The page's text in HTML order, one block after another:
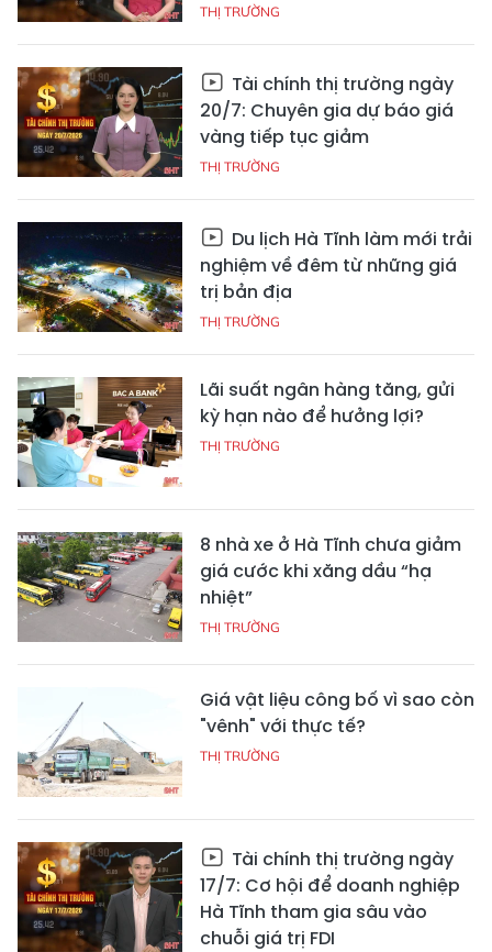
THỊ TRƯỜNG
Tài chính thị trường ngày
20/7: Chuyên gia dự báo giá
vàng tiếp tục giảm
THỊ TRƯỜNG
Du lịch Hà Tĩnh làm mới trải
nghiệm về đêm từ những giá
trị bản địa
THỊ TRƯỜNG
Lãi suất ngân hàng tăng, gửi
kỳ hạn nào để hưởng lợi?
THỊ TRƯỜNG
8 nhà xe ở Hà Tĩnh chưa giảm
giá cước khi xăng dầu “hạ
nhiệt”
THỊ TRƯỜNG
Giá vật liệu công bố vì sao còn
"vênh" với thực tế?
THỊ TRƯỜNG
Tài chính thị trường ngày
17/7: Cơ hội để doanh nghiệp
Hà Tĩnh tham gia sâu vào
chuỗi giá trị FDI